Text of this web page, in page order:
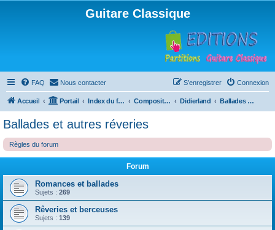
Guitare Classique
FAQ Nous contacter Connexion
S’enregistrer
Accueil Portail Index du forum Compositions Didierland Ballades et autres réveries
Ballades et autres réveries
Règles du forum
Forum
Romances et ballades
Sujets : 269
Rêveries et berceuses
Sujets : 139